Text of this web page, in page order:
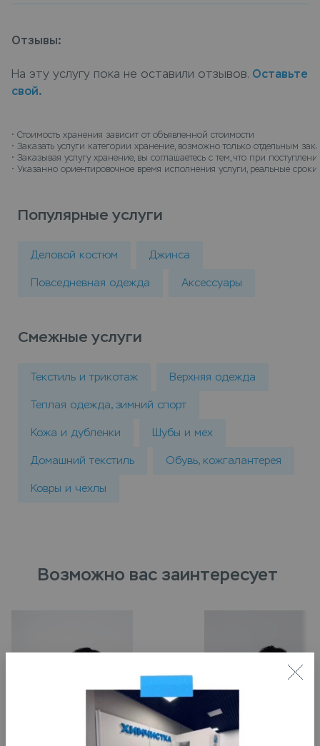
закажите услугу хранение вечернего платья с
окончанию срока хранения доставит их обратно.
Отзывы:
На эту услугу пока не оставили отзывов. Оставьте
свой.
• Стоимость хранения зависит от объявленной стоимости
• Заказать услуги категории хранение, возможно только отдельным
• Заказывая услугу хранение, вы соглашаетесь с тем, что при
• Указанно ориентировочное время исполнения услуги, реальные сроки
Популярные услуги
Деловой костюм Джинса
Повседневная одежда Аксессуары
Смежные услуги
Текстиль и трикотаж Верхняя одежда
Теплая одежда, зимний спорт
Кожа и дубленки Шубы и мех
Домашний текстиль Обувь, кожгалантерея
Ковры и чехлы
Возможно вас заинтересует